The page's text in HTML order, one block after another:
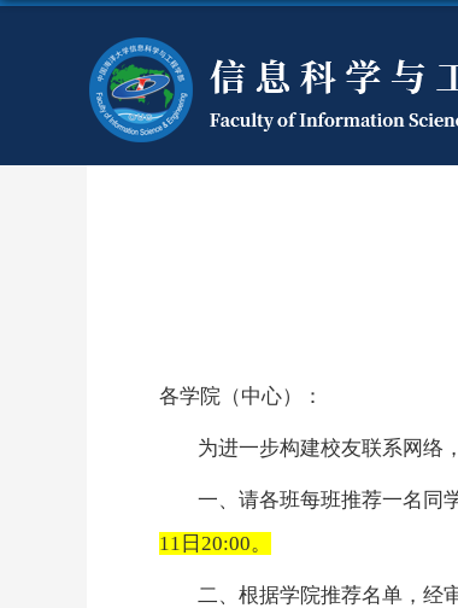
各学院 （中心） ：
为进一步构建校友联系网络，
一、请各班每班推荐一名同
11日20:00。
二、根据学院推荐名单，经